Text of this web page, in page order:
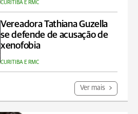
CURITIBA E RMC
Vereadora Tathiana Guzella
se defende de acusação de
xenofobia
CURITIBA E RMC
Ver mais